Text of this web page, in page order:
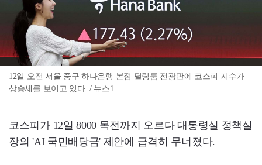
12일 오전 서울 중구 하나은행 본점 딜링룸 전광판에 코스피 지수가
상승세를 보이고 있다. / 뉴스1
코스피가 12일 8000 목전까지 오르다 대통령실 정책실
장의 'AI 국민배당금' 제안에 급격히 무너졌다.